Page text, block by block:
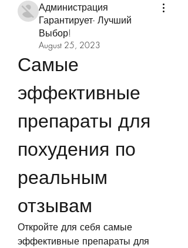
Администрация
Гарантирует- Лучший
Выбор!
August 25, 2023
Самые
эффективные
препараты для
похудения по
реальным
отзывам
Откройте для себя самые
эффективные препараты для